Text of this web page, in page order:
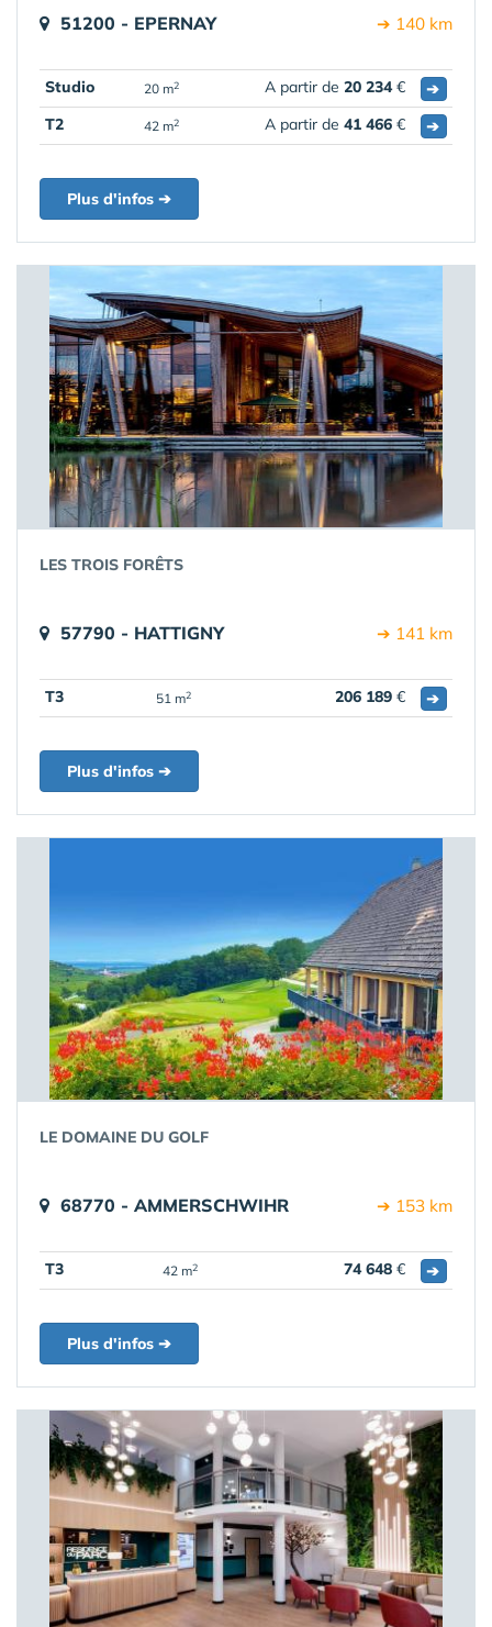
51200 - EPERNAY ➔ 140 km
Studio 20 m2 A partir de 20 234€
➔
T2
42 m2 A partir de 41 466 € ➔
Plus d'infos ➔
LES TROIS FORÊTS
57790 - HATTIGNY ➔ 141 km
T3 51 m2 206 189 € ➔
Plus d'infos ➔
LE DOMAINE DU GOLF
68770 - AMMERSCHWIHR ➔ 153 km
T3 42 m2 74 648 € ➔
Plus d'infos ➔